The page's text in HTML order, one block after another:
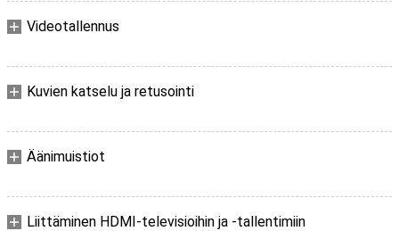
Videotallennus
Kuvien katselu ja retusointi
Äänimuistiot
Liittäminen HDMI-televisioihin ja -tallentimiin